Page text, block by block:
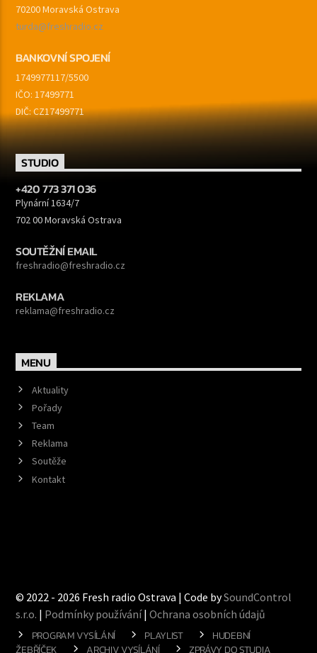
70200 Moravská Ostrava
turda@freshradio.cz
BANKOVNÍ SPOJENÍ
1749977117/5500
IČO: 17499771
DIČ: CZ17499771
STUDIO
+420 773 371 036
Plynární 1634/7
702 00 Moravská Ostrava
SOUTĚŽNÍ EMAIL
freshradio@freshradio.cz
REKLAMA
reklama@freshradio.cz
MENU
Aktuality
Pořady
Team
Reklama
Soutěže
Kontakt
© 2022 - 2026 Fresh radio Ostrava | Code bySoundControl
s.r.o. | Podmínky používání|Ochrana osobních údajů
PROGRAM VYSÍLÁNÍ PLAYLIST
HUDEBNÍ
ŽEBŘÍČEK
ARCHIV VYSÍLÁNÍ ZPRÁVY DO STUDIA